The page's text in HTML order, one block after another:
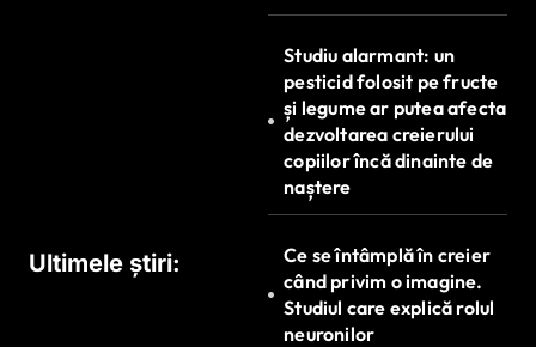
Ultimele știri:
Studiu alarmant: un
pesticid folosit pe fructe
și legume ar putea afecta
dezvoltarea creierului
copiilor încă dinainte de
naștere
Ce se întâmplă în creier
când privim o imagine.
Studiul care explică rolul
neuronilor